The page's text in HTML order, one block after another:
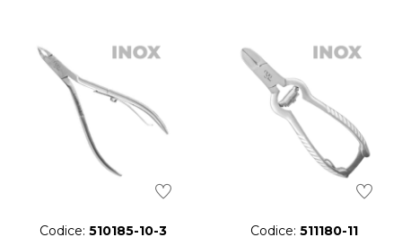
Codice: 510185-10-3 Codice: 511180-11